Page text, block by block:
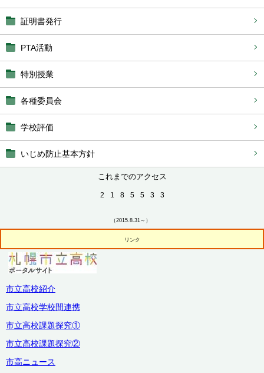
証明書発行
PTA活動
特別授業
各種委員会
学校評価
いじめ防止基本方針
これまでのアクセス
2 1 8 5 5 3 3
（2015.8.31～）
リンク
市立高校紹介
市立高校学校間連携
市立高校課題探究①
市立高校課題探究②
市高ニュース